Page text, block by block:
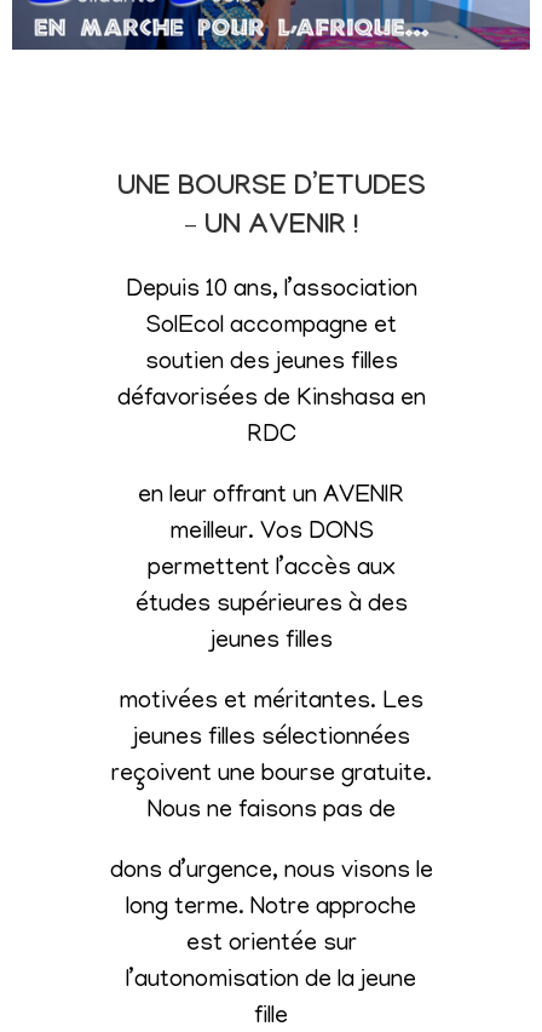
UNE BOURSE D’ETUDES
– UN AVENIR !
Depuis 10 ans, l’association
SolEcol accompagne et
soutien des jeunes filles
défavorisées de Kinshasa en
RDC
en leur offrant un AVENIR
meilleur. Vos DONS
permettent l’accès aux
études supérieures à des
jeunes filles
motivées et méritantes. Les
jeunes filles sélectionnées
reçoivent une bourse gratuite.
Nous ne faisons pas de
dons d’urgence, nous visons le
long terme. Notre approche
est orientée sur
l’autonomisation de la jeune
fille